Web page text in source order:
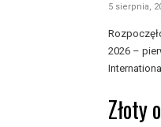
5 sierpnia,
2026 –
Złoty